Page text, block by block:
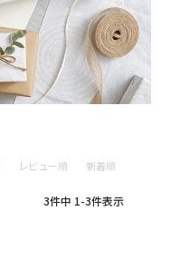
レビュー順 新着順
3件中 1-3件表示